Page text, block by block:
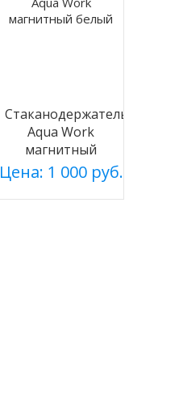
Стаканодержатель
Aqua Work
магнитный
белый
Цена: 1 000 руб.